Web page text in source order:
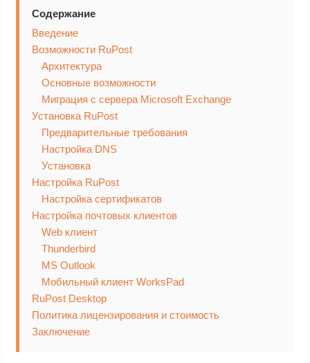
Содержание
Введение
Возможности RuPost
Архитектура
Основные возможности
Миграция с сервера Microsoft Exchange
Установка RuPost
Предварительные требования
Настройка DNS
Установка
Настройка RuPost
Настройка сертификатов
Настройка почтовых клиентов
Web клиент
Thunderbird
MS Outlook
Мобильный клиент WorksPad
RuPost Desktop
Политика лицензирования и стоимость
Заключение